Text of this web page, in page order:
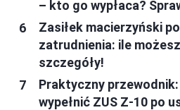
– kto go wypłaca?
Zasiłek macierzyński
zatrudnienia: ile
szczegóły!
Praktyczny
wypełnić ZUS Z-10 po